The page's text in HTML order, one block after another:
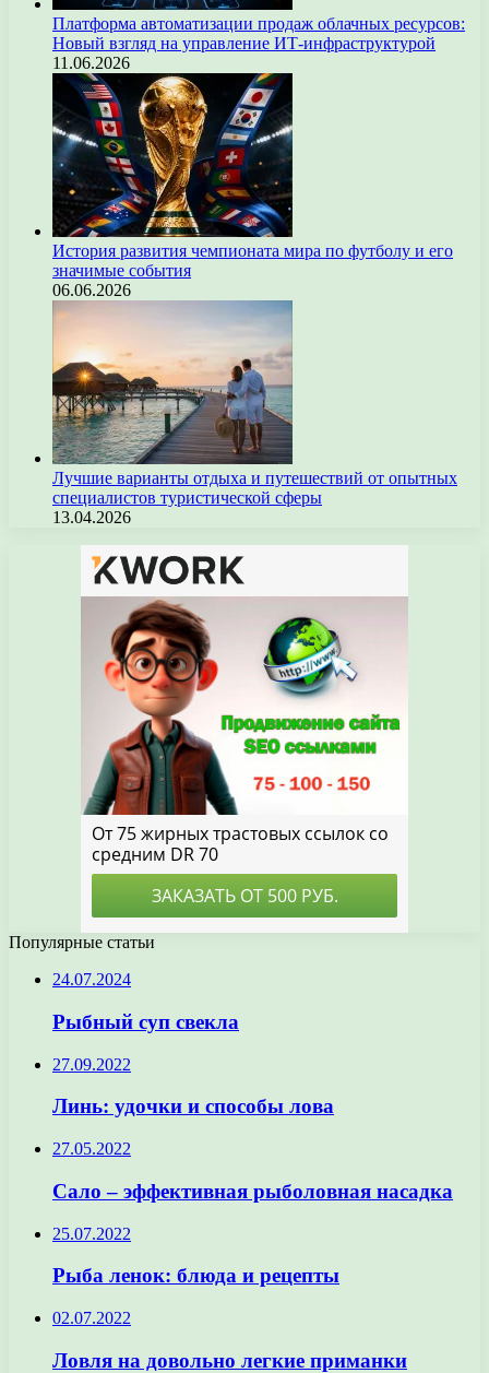
Платформа автоматизации продаж облачных ресурсов:
Новый взгляд на управление ИТ-инфраструктурой
11.06.2026
История развития чемпионата мира по футболу и его
значимые события
06.06.2026
Лучшие варианты отдыха и путешествий от опытных
специалистов туристической сферы
13.04.2026
Популярные статьи
24.07.2024
Рыбный суп свекла
27.09.2022
Линь: удочки и способы лова
27.05.2022
Сало – эффективная рыболовная насадка
25.07.2022
Рыба ленок: блюда и рецепты
02.07.2022
Ловля на довольно легкие приманки